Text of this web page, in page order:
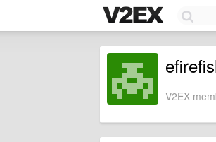
V2EX